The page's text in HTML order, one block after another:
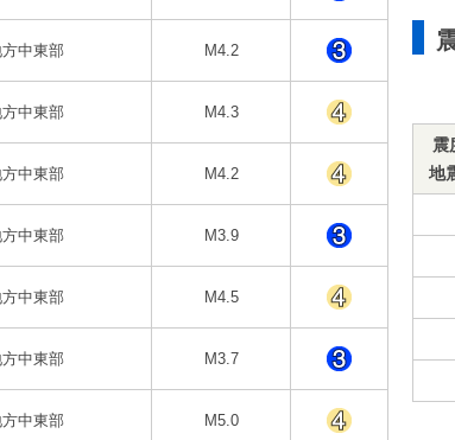
中東部 M4.2
中東部 M4.3
中東部 M4.2
中東部 M3.9
中東部 M4.5
中東部 M3.7
中東部 M5.0
震
地